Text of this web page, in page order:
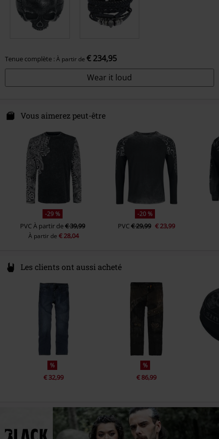
Tenue complète : À partir de € 234,95
Wear it loud
Vous aimerez peut-être
-29 %
PVCÀ partir de€ 39,99
À partir de€ 28,04
-20 %
PVC€ 29,99 € 23,99
Les clients ont aussi acheté
%
€ 32,99
%
€ 86,99